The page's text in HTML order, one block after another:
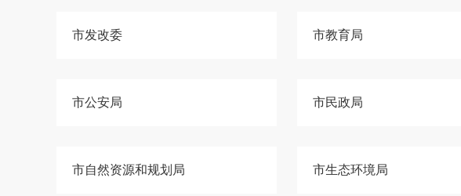
市发改委 市教育局
市公安局 市民政局
市自然资源和规划局 市生态环境局